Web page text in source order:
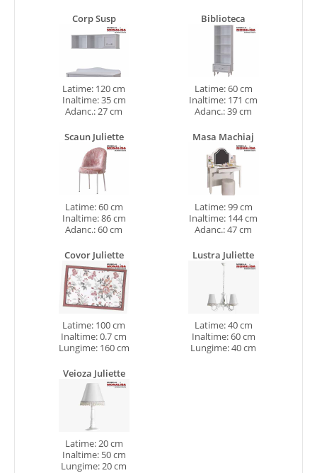
Corp Susp
Latime: 120 cm
Inaltime: 35 cm
Adanc.: 27 cm
Biblioteca
Latime: 60 cm
Inaltime: 171 cm
Adanc.: 39 cm
Scaun Juliette
Latime: 60 cm
Inaltime: 86 cm
Adanc.: 60 cm
Masa Machiaj
Latime: 99 cm
Inaltime: 144 cm
Adanc.: 47 cm
Covor Juliette
Latime: 100 cm
Inaltime: 0.7 cm
Lungime: 160 cm
Lustra Juliette
Latime: 40 cm
Inaltime: 60 cm
Lungime: 40 cm
Veioza Juliette
Latime: 20 cm
Inaltime: 50 cm
Lungime: 20 cm